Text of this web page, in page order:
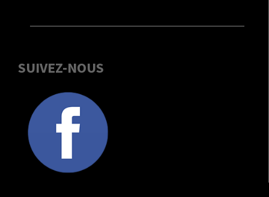
SUIVEZ-NOUS